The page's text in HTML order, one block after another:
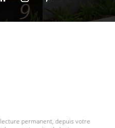
permanent, depuis votre